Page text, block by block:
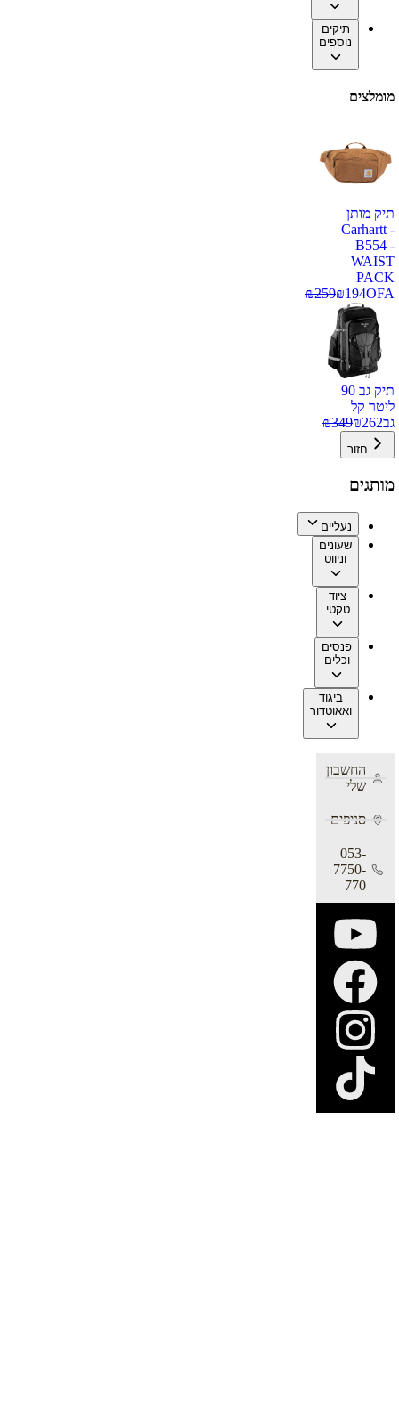
תיקים
נוספים
מומלצים
תיק מותן
Carhartt -
B554 -
WAIST
PACK
OFA
₪194
₪259
תיק גב 90
ליטר קל
גב
₪262
₪349
חזור
מותגים
נעליים
שעונים
וניווט
ציוד
טקטי
פנסים
וכלים
ביגוד
ואאוטדור
החשבון
שלי
סניפים
053-
7750-
770